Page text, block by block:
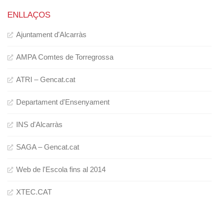
ENLLAÇOS
Ajuntament d'Alcarràs
AMPA Comtes de Torregrossa
ATRI – Gencat.cat
Departament d'Ensenyament
INS d'Alcarràs
SAGA – Gencat.cat
Web de l'Escola fins al 2014
XTEC.CAT